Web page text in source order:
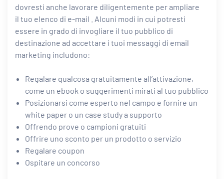
dovresti anche lavorare diligentemente per ampliare
il tuo elenco di e-mail . Alcuni modi in cui potresti
essere in grado di invogliare il tuo pubblico di
destinazione ad accettare i tuoi messaggi di email
marketing includono:
Regalare qualcosa gratuitamente all’attivazione,
come un ebook o suggerimenti mirati al tuo pubblico
Posizionarsi come esperto nel campo e fornire un
white paper o un case study a supporto
Offrendo prove o campioni gratuiti
Offrire uno sconto per un prodotto o servizio
Regalare coupon
Ospitare un concorso